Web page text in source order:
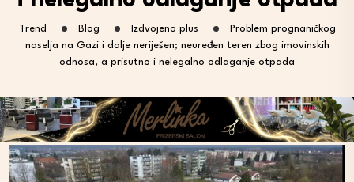
Trend Blog Izdvojeno plus
Problem prognaničkog
naselja na Gazi i dalje neriješen; neuređen teren zbog imovinskih
odnosa, a prisutno i nelegalno odlaganje otpada